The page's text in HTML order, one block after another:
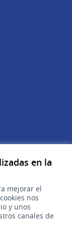
en la
mejorar el
nos
y unos
canales de